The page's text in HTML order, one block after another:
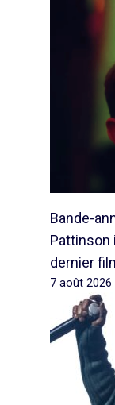
Bande-
Pattinson
dernier
7 août 2026